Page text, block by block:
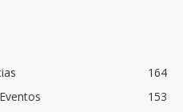
164
153